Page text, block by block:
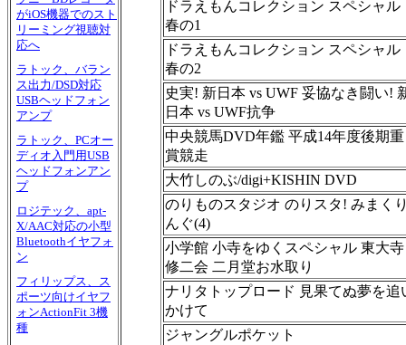
がiOS機器でのスト
リーミング視聴対
応へ
ラトック、バラン
ス出力/DSD対応
USBヘッドフォン
アンプ
ラトック、PCオー
ディオ入門用USB
ヘッドフォンアン
プ
ロジテック、apt-
X/AAC対応の小型
Bluetoothイヤフォ
ン
フィリップス、ス
ポーツ向けイヤフ
ォンActionFit 3機
種
ドラえもんコレクション スペシャル
春の1
ドラえもんコレクション スペシャル
春の2
史実! 新日本 vs UWF 妥協なき闘い!
日本 vs UWF抗争
中央競馬DVD年鑑 平成14年度後期重
賞競走
大竹しのぶ/digi+KISHIN DVD
のりものスタジオ のりスタ! みまく
んぐ(4)
小学館 小寺をゆくスペシャル 東大寺
修二会 二月堂お水取り
ナリタトップロード 見果てぬ夢を追
かけて
ジャングルポケット